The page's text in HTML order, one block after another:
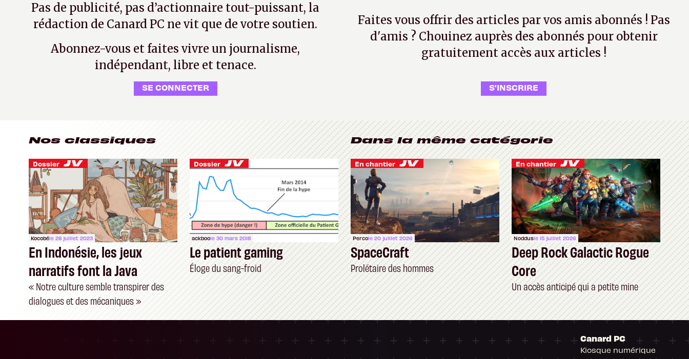
Pas de publicité, pas d’actionnaire tout-puissant, la
rédaction de Canard PC ne vit que de votre soutien.
Abonnez-vous et faites vivre un journalisme,
indépendant, libre et tenace.
SE CONNECTER
Faites vous offrir des articles par vos amis abonnés ! Pas
d'amis ? Chouinez auprès des abonnés pour obtenir
gratuitement accès aux articles !
S'INSCRIRE
Nos classiques
Dossier
Kocobéle 28 juillet 2023
En Indonésie, les jeux
narratifs font la Java
« Notre culture semble transpirer des
dialogues et des mécaniques »
Dossier
ackboole 30 mars 2018
Le patient gaming
Éloge du sang-froid
Dans la même catégorie
En chantier
Percole 20 juillet 2026
SpaceCraft
Prolétaire des hommes
En chantier
Noddusle 15 juillet 2026
Deep Rock Galactic Rogue
Core
Un accès anticipé qui a petite mine
Canard PC
Kiosque numérique